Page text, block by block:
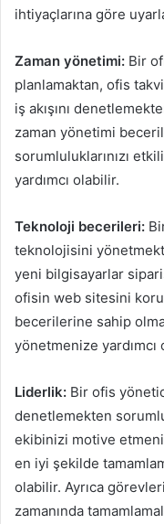
ihtiyaçlarına göre
Zaman yönetimi: Bir
planlamaktan, ofis
iş akışını
zaman yönetimi
sorumluluklarınızı
yardımcı olabilir.
Teknoloji becerileri:
teknolojisini
yeni bilgisayarlar
ofisin web sitesini
becerilerine sahip
yönetmenize yardımcı
Liderlik: Bir ofis
denetlemekten
ekibinizi motive
en iyi şekilde
olabilir. Ayrıca
zamanında